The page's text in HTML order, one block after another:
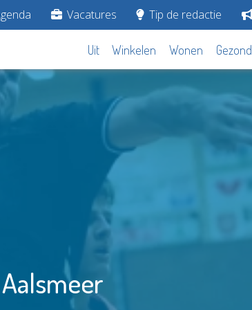
Vacatures Tip de redactie
Uit Winkelen Wonen Gezond